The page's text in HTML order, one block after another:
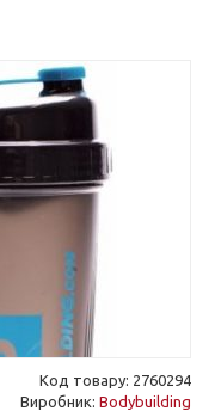
Код товару: 2760294
Виробник: Bodybuilding